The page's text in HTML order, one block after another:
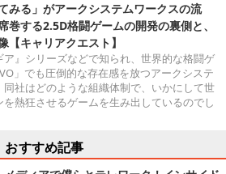
みる」がアークシステムワークスの流
巻する2.5D格闘ゲームの開発の裏側と、
【キャリアクエスト】
ア』シリーズなどで知られ、世界的な格闘ゲ
」でも圧倒的な存在感を放つアークシステ
同社はどのような組織体制で、いかにして世
を熱狂させるゲームを生み出しているのでし
おすすめ記事